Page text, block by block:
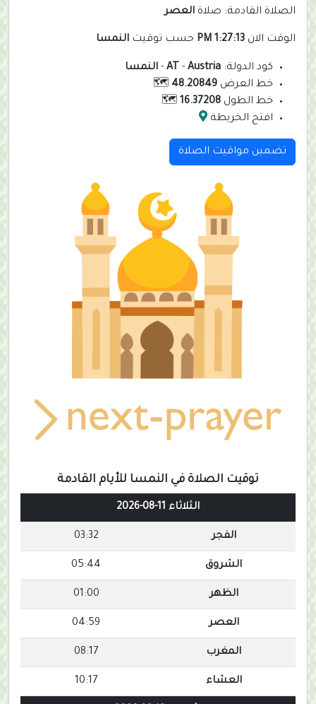
الصلاة القادمة: صلاة العصر
الوقت الان 1:27:13 PM حسب توقيت النمسا
كود الدولة: AT - Austria
- النمسا
خط العرض 48.20849
🗺️
خط الطول 16.37208
🗺️
افتح الخريطة
تضمين مواقيت الصلاة
توقيت الصلاة في النمسا للأيام القادمة
الثلاثاء 11-08-2026
الفجر 03:32
الشروق 05:44
الظهر 01:00
العصر 04:59
المغرب 08:17
العشاء 10:17